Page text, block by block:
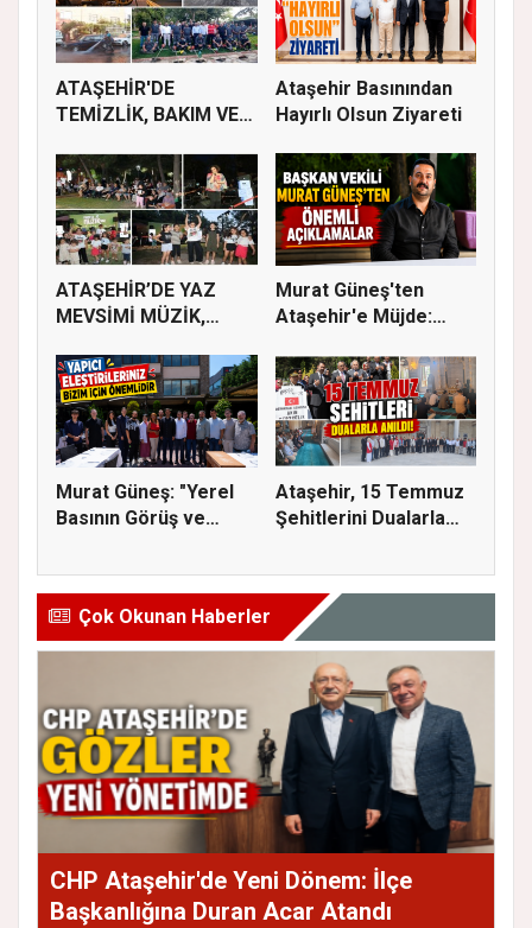
ATAŞEHİR'DE
TEMİZLİK, BAKIM VE
Ataşehir Basınından
Hayırlı Olsun Ziyareti
ATAŞEHİR’DE YAZ
MEVSİMİ MÜZİK,
Murat Güneş'ten
Ataşehir'e Müjde:
Murat Güneş: "Yerel
Basının Görüş ve
Ataşehir, 15 Temmuz
Şehitlerini Dualarla
Çok Okunan Haberler
CHP Ataşehir'de Yeni Dönem: İlçe
Başkanlığına Duran Acar Atandı